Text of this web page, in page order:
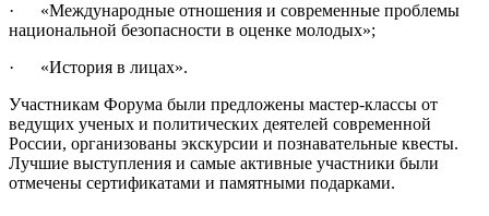
· «Международные отношения и современные проблемы
национальной безопасности в оценке молодых»;
· «История в лицах».
Участникам Форума были предложены мастер-классы от
ведущих ученых и политических деятелей современной
России, организованы экскурсии и познавательные квесты.
Лучшие выступления и самые активные участники были
отмечены сертификатами и памятными подарками.